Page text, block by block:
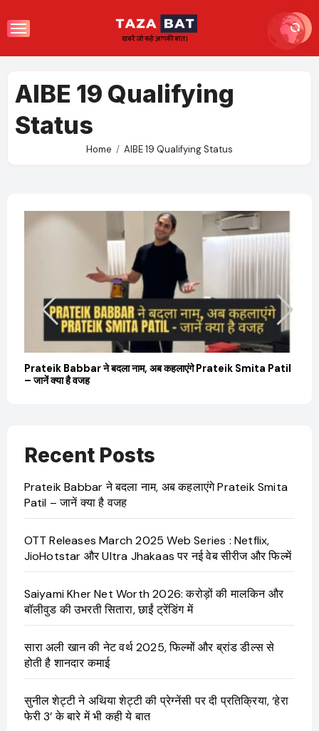
to
AIBE 19 Qualifying
Status
Home AIBE 19 Qualifying Status
Prateik Babbar ने बदला नाम, अब कहलाएंगे Prateik Smita Patil
– जानें क्या है वजह
Recent Posts
Prateik Babbar ने बदला नाम, अब कहलाएंगे Prateik Smita
Patil – जानें क्या है वजह
OTT Releases March 2025 Web Series : Netflix,
JioHotstar और Ultra Jhakaas पर नई वेब सीरीज और फिल्में
Saiyami Kher Net Worth 2026: करोड़ों की मालकिन और
बॉलीवुड की उभरती सितारा, छाईं ट्रेंडिंग में
सारा अली खान की नेट वर्थ 2025, फिल्मों और ब्रांड डील्स से
होती है शानदार कमाई
सुनील शेट्टी ने अथिया शेट्टी की प्रेग्नेंसी पर दी प्रतिक्रिया, ‘हेरा
फेरी 3’ के बारे में भी कही ये बात